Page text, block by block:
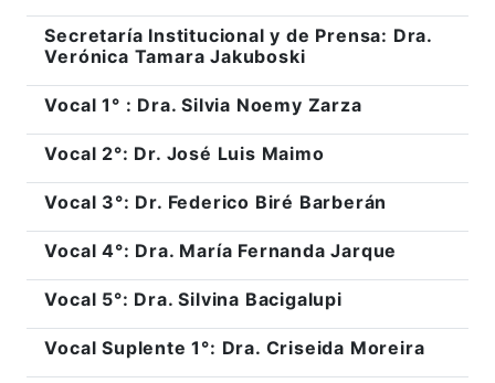
Secretaría Institucional y de Prensa: Dra.
Verónica Tamara Jakuboski
Vocal 1° : Dra. Silvia Noemy Zarza
Vocal 2°: Dr. José Luis Maimo
Vocal 3°: Dr. Federico Biré Barberán
Vocal 4°: Dra. María Fernanda Jarque
Vocal 5°: Dra. Silvina Bacigalupi
Vocal Suplente 1°: Dra. Criseida Moreira